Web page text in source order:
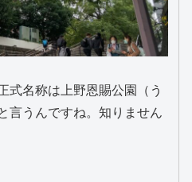
式名称は上野恩賜公園（う
言うんですね。知りません